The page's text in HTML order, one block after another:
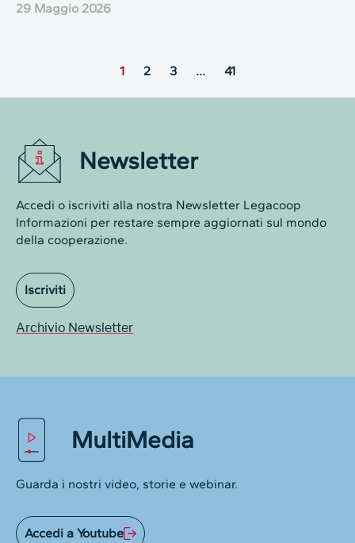
29 Maggio 2026
1 2 3 … 41
Newsletter
Accedi o iscriviti alla nostra Newsletter Legacoop
Informazioni per restare sempre aggiornati sul mondo
della cooperazione.
Iscriviti
Archivio Newsletter
MultiMedia
Guarda i nostri video, storie e webinar.
Accedi a Youtube